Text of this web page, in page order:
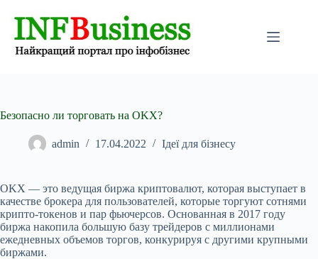
Безопасно ли торговать на OKX?
admin 17.04.2022 Ідеї для бізнесу
OKX — это ведущая биржа криптовалют, которая выступает в
качестве брокера для пользователей, которые торгуют сотнями
крипто-токенов и пар фьючерсов. Основанная в 2017 году
биржа накопила большую базу трейдеров с миллионами
ежедневных объемов торгов, конкурируя с другими крупными
биржами.